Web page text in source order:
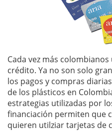
Cada vez más
crédito. Ya no son solo
los pagos y compras
de los plásticos en
estrategias utilizadas por
financiación permiten que
quieren utilziar tarjetas de